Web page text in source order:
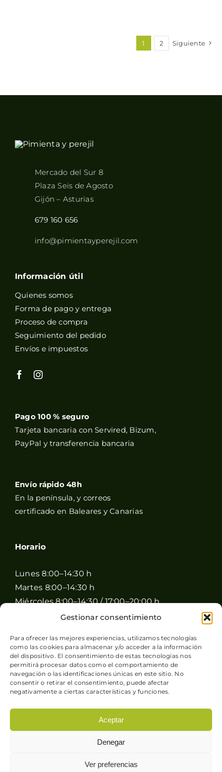
Gestionar consentimiento
Para ofrecer las mejores experiencias, utilizamos tecnologías
como las cookies para almacenar y/o acceder a la información
del dispositivo. El consentimiento de estas tecnologías nos
permitirá procesar datos como el comportamiento de
navegación o las identificaciones únicas en este sitio. No
consentir o retirar el consentimiento, puede afectar
negativamente a ciertas características y funciones.
Aceptar
Denegar
Ver preferencias
1 2 Siguiente
Mercado del Sur 8
Plaza Seis de Agosto
Gijón – Asturias
679 160 656
info@pimientayperejil.com
Información útil
Quienes somos
Forma de pago y entrega
Proceso de compra
Seguimiento del pedido
Envíos e impuestos
Pago 100 % seguro
Tarjeta bancaria con Servired, Bizum,
PayPal y transferencia bancaria
Envío rápido 48h
En la península, y correos
certificado en Baleares y Canarias
Horario
Lunes 8:00–14:30 h
Martes 8:00–14:30 h
Miércoles 8:00–14:30 / 17:00–20:00 h
Jueves 8:00–14:30 / 17:00–20:00 h
Sábado 8:00–15:00 h
Domingo Cerrado
Condiciones generales de
Política de cookies| Sitio web desarrollado